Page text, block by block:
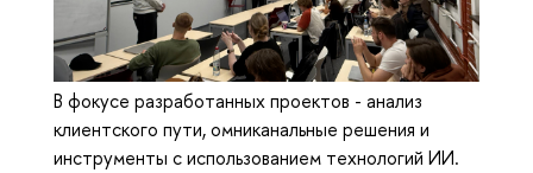
В фокусе разработанных проектов - анализ
клиентского пути, омниканальные решения и
инструменты с использованием технологий ИИ.